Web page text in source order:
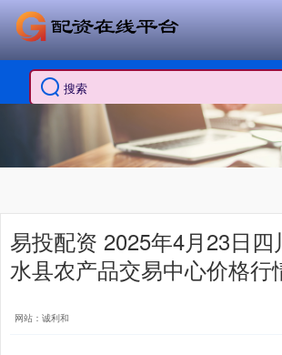
易投配资 2025年4月23日四
水县农产品交易中心价格行
网站：诚利和